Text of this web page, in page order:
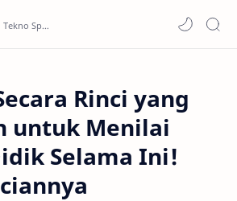
Rinci yang
untuk Menilai
Selama Ini!